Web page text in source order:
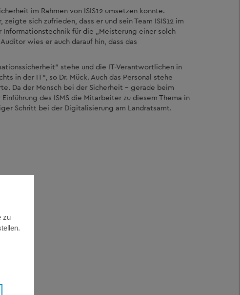
im Rahmen von ISIS12 umsetzen konnte.
sich zufrieden, dass er und sein Team ISIS12 im
für die „Meisterung einer solch
wies er auch darauf hin, dass das
stehe und die IT-Verantwortlichen in
in der IT“, so Dr. Mück. Auch das Personal stehe
Da der Mensch bei der Sicherheit - gerade beim
des ISMS die Mitarbeiter zu diesem Thema in
Schritt bei der Digitalisierung am Landratsamt.
zu